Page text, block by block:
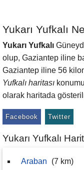
Yukarı Yufkalı
Yukarı Yufkalı
olup, Gaziantep iline
Gaziantep iline 56
Yufkalı haritası
olarak haritada
Facebook Twitter
Yukarı Yufkalı
Araban (7 km)